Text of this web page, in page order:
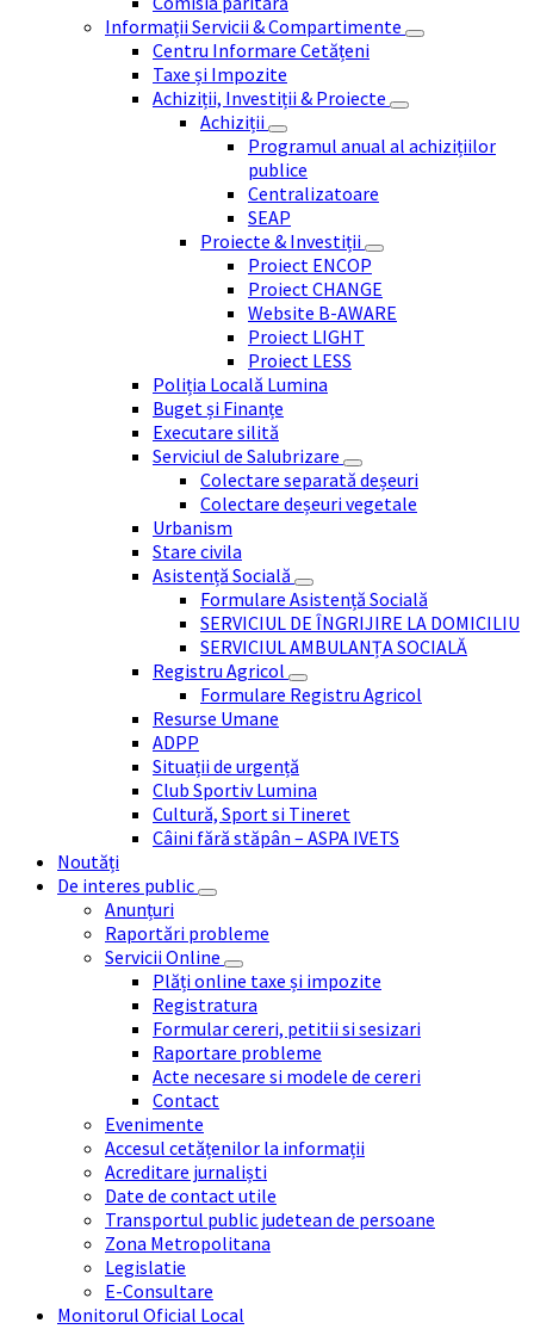
Informații Servicii & Compartimente
Centru Informare Cetățeni
Taxe și Impozite
Achiziții, Investiții & Proiecte
Achiziții
Programul anual al achizițiilor
publice
Centralizatoare
SEAP
Proiecte & Investiții
Proiect ENCOP
Proiect CHANGE
Website B-AWARE
Proiect LIGHT
Proiect LESS
Poliția Locală Lumina
Buget și Finanțe
Executare silită
Serviciul de Salubrizare
Colectare separată deșeuri
Colectare deșeuri vegetale
Urbanism
Stare civila
Asistență Socială
Formulare Asistență Socială
SERVICIUL DE ÎNGRIJIRE LA DOMICILIU
SERVICIUL AMBULANȚA SOCIALĂ
Registru Agricol
Formulare Registru Agricol
Resurse Umane
ADPP
Situații de urgență
Club Sportiv Lumina
Cultură, Sport si Tineret
Câini fără stăpân – ASPA IVETS
Noutăți
De interes public
Anunțuri
Raportări probleme
Servicii Online
Plăți online taxe și impozite
Registratura
Formular cereri, petitii si sesizari
Raportare probleme
Acte necesare si modele de cereri
Contact
Evenimente
Accesul cetățenilor la informații
Acreditare jurnaliști
Date de contact utile
Transportul public judetean de persoane
Zona Metropolitana
Legislatie
E-Consultare
Monitorul Oficial Local